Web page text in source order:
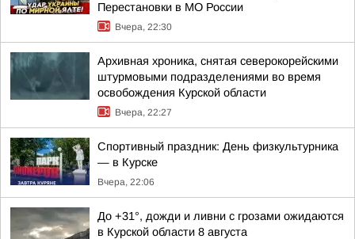
Перестановки в МО России
Вчера, 22:30
Архивная хроника, снятая северокорейскими
штурмовыми подразделениями во время
освобождения Курской области
Вчера, 22:27
Спортивный праздник: День физкультурника
— в Курске
Вчера, 22:06
До +31°, дожди и ливни с грозами ожидаются
в Курской области 8 августа